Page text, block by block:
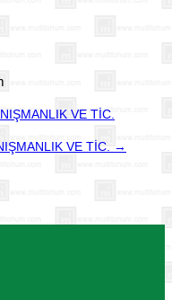
VE TİC.
VE TİC. →